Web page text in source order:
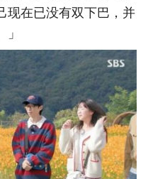
现在已没有双下巴，并